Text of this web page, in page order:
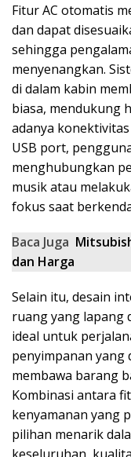
Fitur AC otomatis
dan dapat
sehingga
menyenangkan.
di dalam kabin
biasa, mendukung
adanya
USB port,
menghubungkan
musik atau
fokus saat
Baca Juga
dan Harga
Selain itu, desain
ruang yang lapang
ideal untuk
penyimpanan yang
membawa barang
Kombinasi antara
kenyamanan yang
pilihan menarik